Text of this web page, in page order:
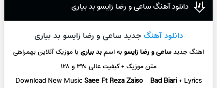
دانلود آهنگ ساعی و رضا زایسو بد بیاری
دانلود آهنگ جدید ساعی و رضا زایسو بد بیاری
اهنگ جدیدساعی و رضا زایسوبه اسمبد بیاریبا موزیک آنلاینبهمراهی
متن موزیک + کیفیت عالی ۳۲۰ و ۱۲۸
Download New MusicSaee Ft Reza Zaiso–Bad Biari+ Lyrics